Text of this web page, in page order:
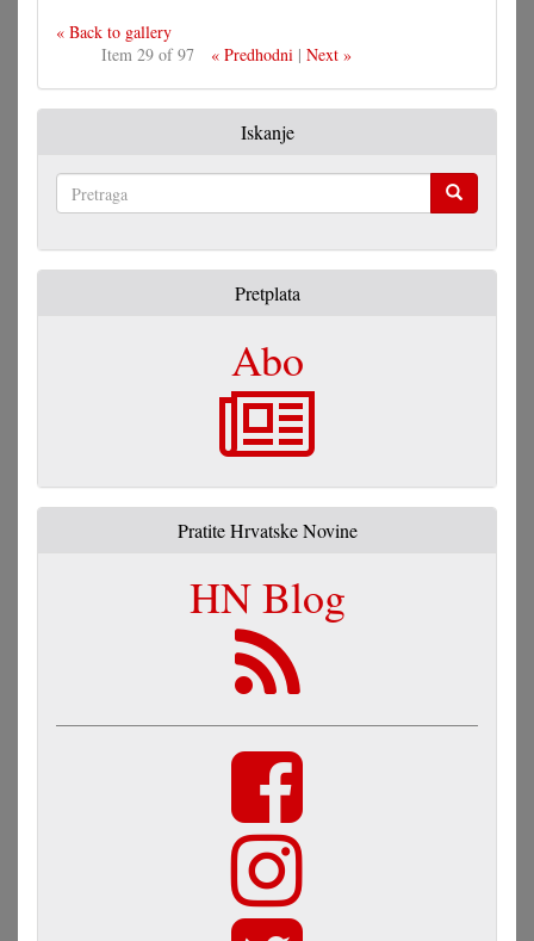
« Back to gallery
Item 29 of 97
« Predhodni| Next »
Iskanje
Pretplata
Abo
Pratite Hrvatske Novine
HN Blog